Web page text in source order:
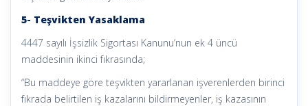
5- Teşvikten Yasaklama
4447 sayılı İşsizlik Sigortası Kanunu’nun ek 4 üncü
maddesinin ikinci fıkrasında;
“Bu maddeye göre teşvikten yararlanan işverenlerden birinci
fıkrada belirtilen iş kazalarını bildirmeyenler, iş kazasının